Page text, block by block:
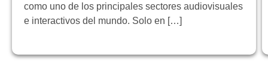
como uno de los principales sectores audiovisuales
e interactivos del mundo. Solo en […]